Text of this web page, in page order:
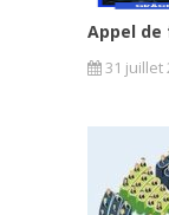
Appel
31 juillet